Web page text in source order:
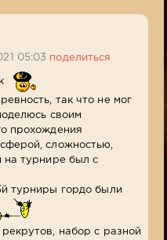
05:03 поделиться
так что не мог
своим
прохождения
сложностью,
на турнире был с
турниры гордо были
набор с разной